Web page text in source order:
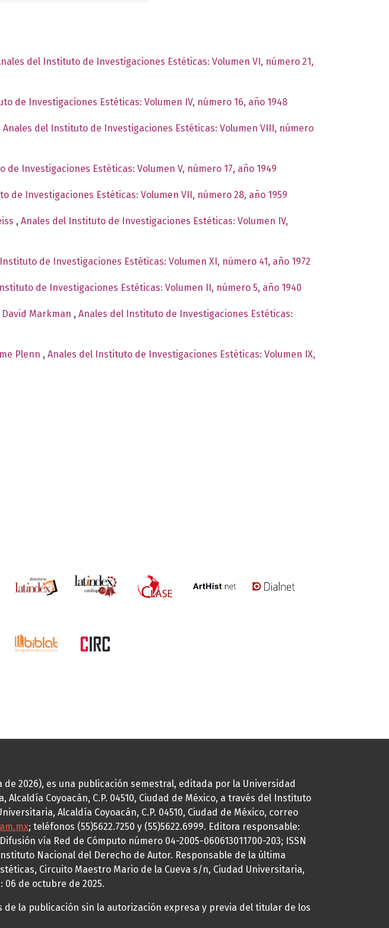
del Instituto de Investigaciones Estéticas: Volumen VI, número 21,
de Investigaciones Estéticas: Volumen IV, número 16, año 1948
Anales del Instituto de Investigaciones Estéticas: Volumen VIII, número
de Investigaciones Estéticas: Volumen V, número 17, año 1949
de Investigaciones Estéticas: Volumen VII, número 28, año 1959
, Anales del Instituto de Investigaciones Estéticas: Volumen IV,
de Investigaciones Estéticas: Volumen XI, número 41, año 1972
de Investigaciones Estéticas: Volumen II, número 5, año 1940
Markman , Anales del Instituto de Investigaciones Estéticas:
Plenn , Anales del Instituto de Investigaciones Estéticas: Volumen IX,
de 2026), es una publicación semestral, editada por la Universidad
Coyoacán, C.P. 04510, Ciudad de México, a través del Instituto
Alcaldía Coyoacán, C.P. 04510, Ciudad de México, correo
; teléfonos (55)5622.7250 y (55)5622.6999. Editora responsable:
vía Red de Cómputo número 04-2005-060613011700-203; ISSN
Nacional del Derecho de Autor. Responsable de la última
Circuito Maestro Mario de la Cueva s/n, Ciudad Universitaria,
06 de octubre de 2025.
la publicación sin la autorización expresa y previa del titular de los